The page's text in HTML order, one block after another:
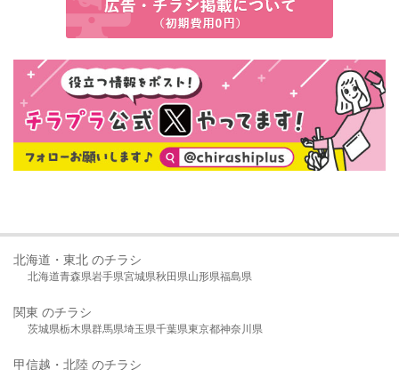
北海道・東北 のチラシ
北海道青森県岩手県宮城県秋田県山形県福島県
関東 のチラシ
茨城県栃木県群馬県埼玉県千葉県東京都神奈川県
甲信越・北陸 のチラシ